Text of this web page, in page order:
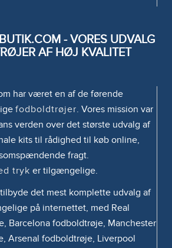
- VORES UDVALG
AF HØJ KVALITET
har været en af de førende
fodboldtrøjer. Vores mission var
verden over det største udvalg af
kits til rådighed til køb online,
fragt.
tryk er tilgængelige.
det mest komplette udvalg af
på internettet, med Real
Barcelona fodboldtrøje, Manchester
Arsenal fodboldtrøje, Liverpool